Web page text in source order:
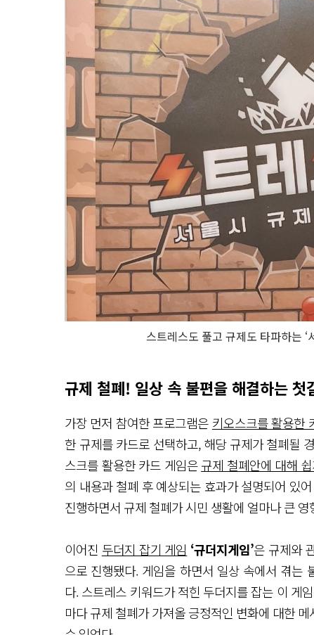
스트레스도 풀고 규제도 타파하는
규제 철폐! 일상 속 불편을 해결하는 첫
가장 먼저 참여한 프로그램은 키오스크를 활용한
한 규제를 카드로 선택하고, 해당 규제가 철폐될
스크를 활용한 카드 게임은규제 철폐안에 대해
의 내용과 철폐 후 예상되는 효과가 설명되어 있
진행하면서 규제 철폐가 시민 생활에 얼마나 큰
이어진 두더지 잡기 게임 ‘규더지게임’은 규제와
으로 진행됐다. 게임을 하면서 일상 속에서 겪는
다. 스트레스 키워드가 적힌 두더지를 잡는 이 게
마다 규제 철폐가 가져올 긍정적인 변화에 대한